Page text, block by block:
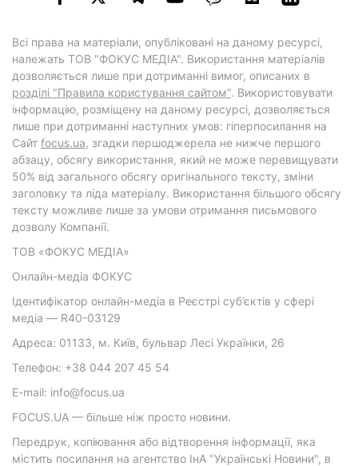
Всі права на матеріали, опубліковані на даному ресурсі,
належать ТОВ "ФОКУС МЕДІА". Використання матеріалів
дозволяється лише при дотриманні вимог, описаних в
розділі "Правила користування сайтом". Використовувати
інформацію, розміщену на даному ресурсі, дозволяється
лише при дотриманні наступних умов: гіперпосилання на
Cайт focus.ua, згадки першоджерела не нижче першого
абзацу, обсягу використання, який не може перевищувати
50% від загального обсягу оригінального тексту, зміни
заголовку та ліда матеріалу. Використання більшого обсягу
тексту можливе лише за умови отримання письмового
дозволу Компанії.
ТОВ «ФОКУС МЕДІА»
Онлайн-медіа ФОКУС
Ідентифікатор онлайн-медіа в Реєстрі суб’єктів у сфері
медіа — R40-03129
Адреса: 01133, м. Київ, бульвар Лесі Українки, 26
Телефон: +38 044 207 45 54
E-mail: info@focus.ua
FOCUS.UA — більше ніж просто новини.
Передрук, копіювання або відтворення інформації, яка
містить посилання на агентство ІнА "Українські Новини", в